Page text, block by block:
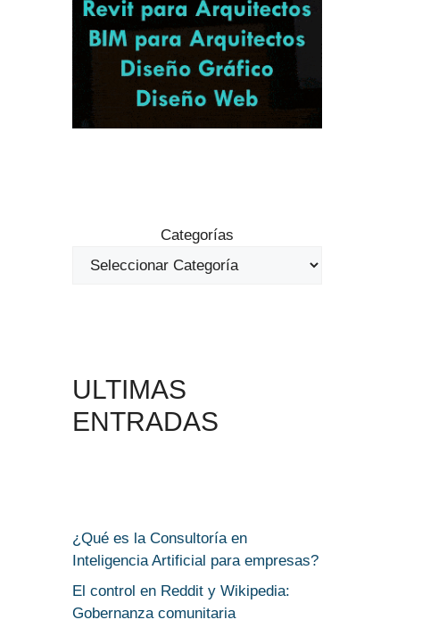
Categorías
ULTIMAS
ENTRADAS
¿Qué es la Consultoría en
Inteligencia Artificial para empresas?
El control en Reddit y Wikipedia:
Gobernanza comunitaria